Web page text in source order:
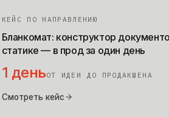
КЕЙС ПО НАПРАВЛЕНИЮ
Бланкомат: конструктор
статике — в прод за один день
1 деньОТ ИДЕИ ДО ПРОДАКШЕНА
Смотреть кейс